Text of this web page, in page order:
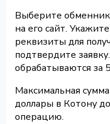
Выберите
на его сайт.
реквизиты для
подтвердите
обрабатываются за
Максимальная
доллары в Котону
операцию.